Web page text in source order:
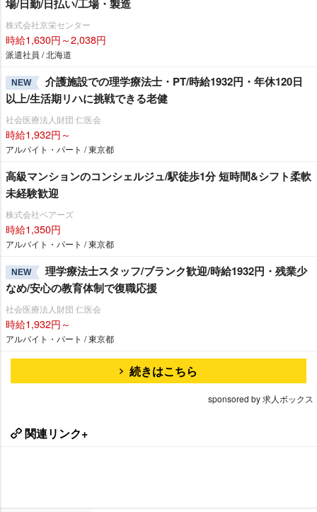
場/日勤/日払い/工場・製造
株式会社京栄センター
時給1,630円～2,038円
派遣社員 / 北海道
NEW
介護施設での理学療法士・PT/時給1932円・年休120日
以上/生活期リハに挑戦できる老健
社会医療法人財団 仁医会
時給1,932円～
アルバイト・パート / 東京都
高級マンションのコンシェルジュ/駅徒歩1分 短時間&シフト柔軟
未経験歓迎
株式会社ベアーズ
時給1,350円
アルバイト・パート / 東京都
NEW
理学療法士スタッフ/ブランク歓迎/時給1932円・残業少
なめ/安心の教育体制で復職応援
社会医療法人財団 仁医会
時給1,932円～
アルバイト・パート / 東京都
続きはこちら
sponsored by 求人ボックス
関連リンク+